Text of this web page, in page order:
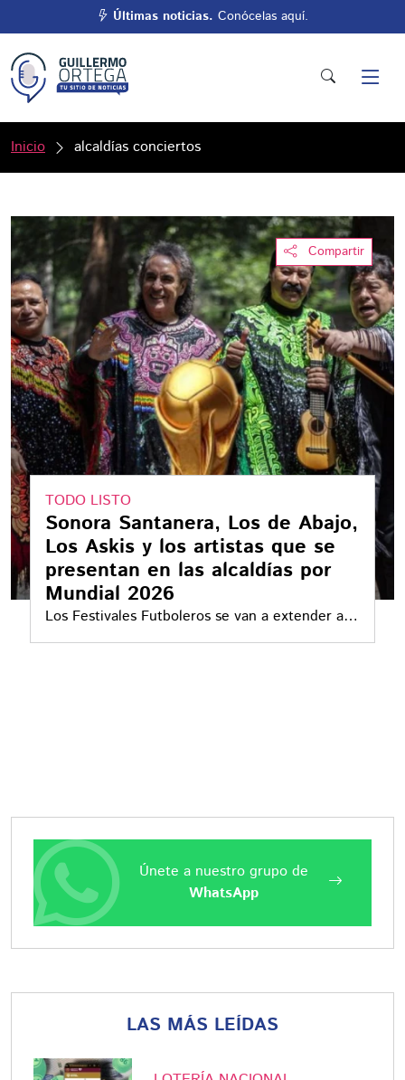
Últimas noticias. Conócelas aquí.
Inicio alcaldías conciertos
Compartir
TODO LISTO
Sonora Santanera, Los de Abajo,
Los Askis y los artistas que se
presentan en las alcaldías por
Mundial 2026
Los Festivales Futboleros se van a extender a
lo largo y ancho de la CDMX ofreciendo futbol y
Únete a nuestro grupo de
WhatsApp
LAS MÁS LEÍDAS